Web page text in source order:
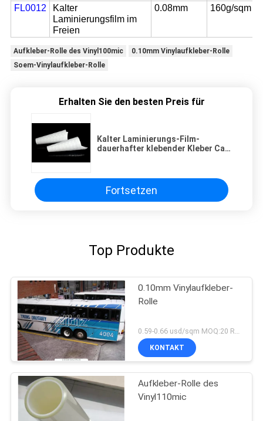
FL0012
Kalter
Laminierungsfilm im
Freien
0.08mm 160g/sqm
Aufkleber-Rolle des Vinyl100mic
0.10mm Vinylaufkleber-Rolle
Soem-Vinylaufkleber-Rolle
Erhalten Sie den besten Preis für
Kalter Laminierungs-Film-
dauerhafter klebender Kleber Cat
Fortsetzen
Top Produkte
0.10mm Vinylaufkleber-
Rolle
KONTAKT
Aufkleber-Rolle des
Vinyl110mic